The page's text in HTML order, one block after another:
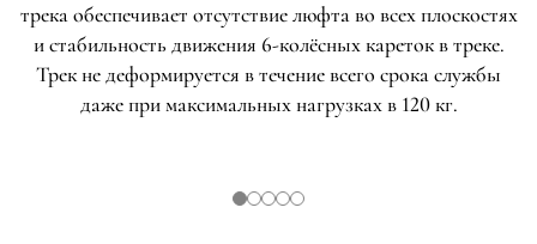
трека обеспечивает отсутствие люфта во всех плоскостях
и стабильность движения 6-колёсных кареток в треке.
Трек не деформируется в течение всего срока службы
даже при максимальных нагрузках в 120 кг.